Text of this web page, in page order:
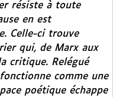
résiste à toute
en est
Celle-ci trouve
qui, de Marx aux
critique. Relégué
comme une
poétique échappe